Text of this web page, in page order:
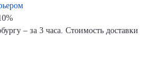
– за 3 часа. Стоимость доставки